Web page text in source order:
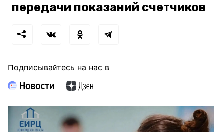
передачи показаний счетчиков
Подписывайтесь на нас в